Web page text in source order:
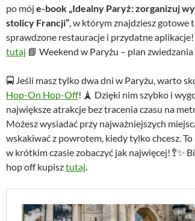
po mój e-book „Idealny Paryż: zorganizuj
stolicy Francji”, w którym znajdziesz gotowe
sprawdzone restauracje i przydatne aplikacje!
tutaj 📘 Weekend w Paryżu – plan
🚍 Jeśli masz tylko dwa dni w Paryżu, warto
Hop-On Hop-Off! 🗼 Dzięki nim szybko i
największe atrakcje bez tracenia czasu na
Możesz wysiadać przy najważniejszych
wskakiwać z powrotem, kiedy tylko chcesz.
w krótkim czasie zobaczyć jak najwięcej! 🚏✨
hop off kupisztutaj.